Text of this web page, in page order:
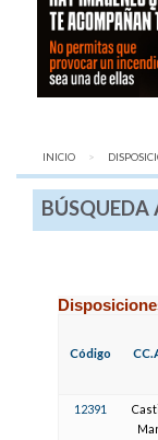
INICIO
Código
12391